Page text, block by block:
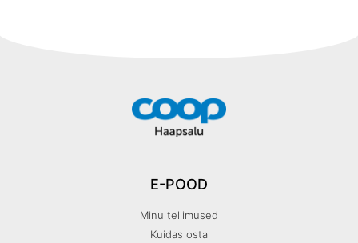
E-POOD
Minu tellimused
Kuidas osta